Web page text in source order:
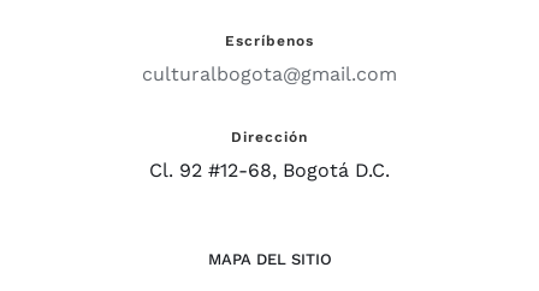
Escríbenos
culturalbogota@gmail.com
Dirección
Cl. 92 #12-68, Bogotá D.C.
MAPA DEL SITIO